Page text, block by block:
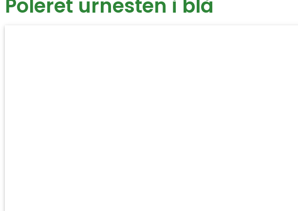
Poleret urnesten i blå